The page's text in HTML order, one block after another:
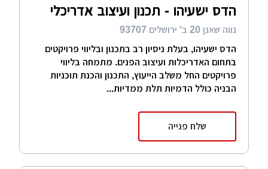
הדס ישעיהו - תכנון ועיצוב אדריכלי
נווה שאנן 20 ב' ירושלים 93707
הדס ישעיהו, בעלת ניסיון רב בתכנון ובליווי פרויקטים
בתחום האדריכלות ועיצוב הפנים. מתמחה בליווי
פרויקטים החל משלב הייעוץ, התכנון והכנת תוכניות
הבניה כולל הדמיות תלת ממדיות...
שלח פנייה